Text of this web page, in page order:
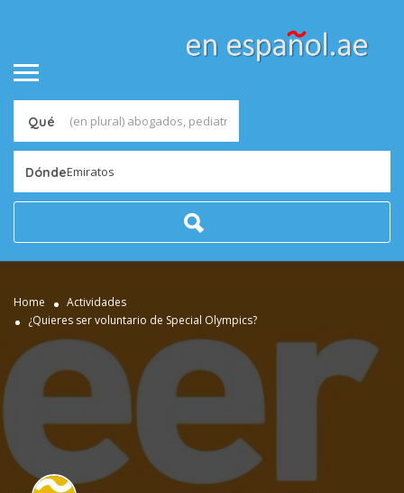
Qué
DóndeEmiratos
Home
Actividades
¿Quieres ser voluntario de Special Olympics?